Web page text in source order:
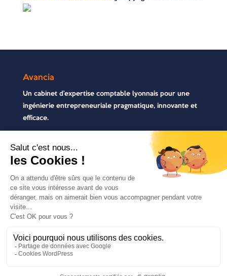
Avancia
Un cabinet d’expertise comptable lyonnais pour une
ingénierie entrepreneuriale pragmatique, innovante et
efficace.
Contactez-nous
04 72 71 54 72
30, rue Pré Gaudry, 69007 Lyon
contact@avancia.fr